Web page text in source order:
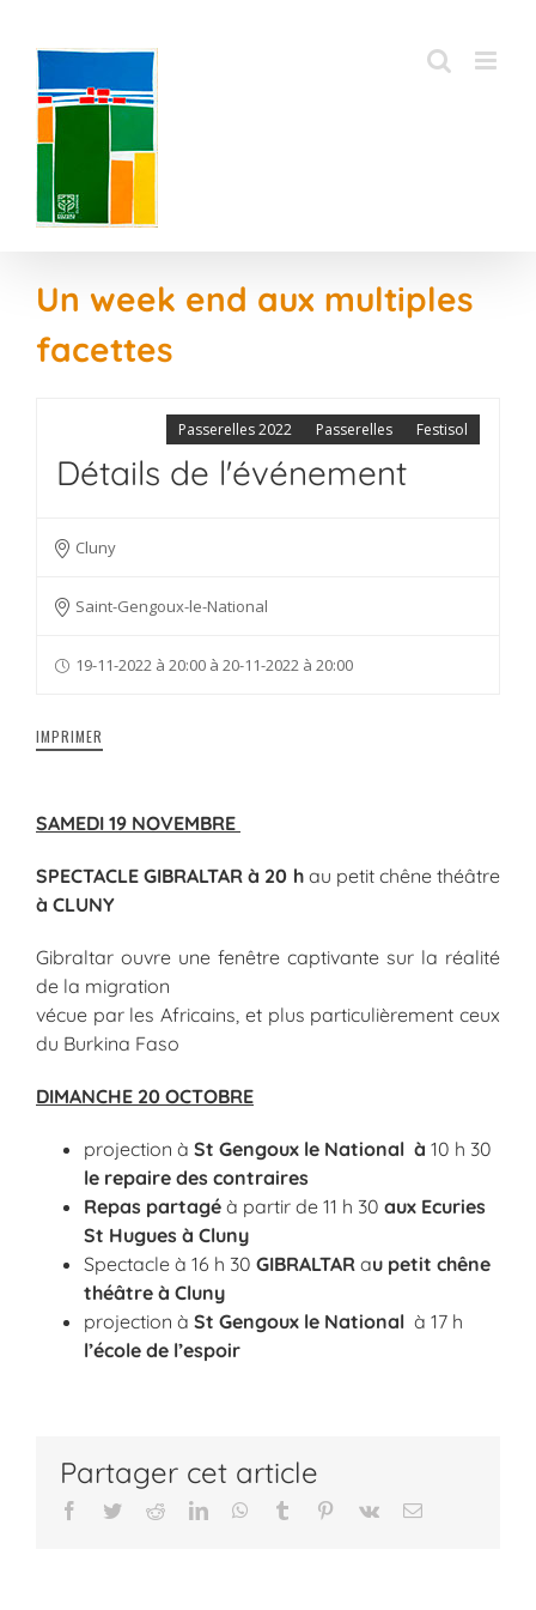
contenu
Un week end aux multiples
facettes
Festisol
Passerelles
Passerelles 2022
Détails de l'événement
Cluny
Saint-Gengoux-le-National
19-11-2022 à 20:00 à 20-11-2022 à 20:00
IMPRIMER
SAMEDI 19 NOVEMBRE
SPECTACLE GIBRALTAR à 20 h au petit chêne théâtre
à CLUNY
Gibraltar ouvre une fenêtre captivante sur la réalité
de la migration
vécue par les Africains, et plus particulièrement ceux
du Burkina Faso
DIMANCHE 20 OCTOBRE
projection à St Gengoux le National à 10 h 30
le repaire des contraires
Repas partagé à partir de 11 h 30 aux Ecuries
St Hugues à Cluny
Spectacle à 16 h 30 GIBRALTAR au petit chêne
théâtre à Cluny
projection à St Gengoux le National à 17 h
l’école de l’espoir
Partager cet article
Facebook
TwitterRedditLinkedInWhatsApp
Tumblr Pinterest
Vk Email